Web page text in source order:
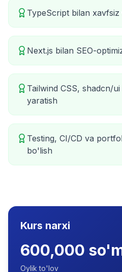
TypeScript bilan
Next.js bilan SEO-
Tailwind CSS, shadcn/
yaratish
Testing, CI/CD va
bo'lish
Kurs narxi
600,000
Oylik to'lov